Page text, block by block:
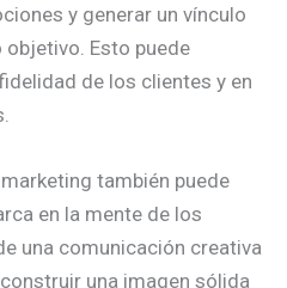
y generar un vínculo
Esto puede
de los clientes y en
también puede
en la mente de los
una comunicación creativa
una imagen sólida